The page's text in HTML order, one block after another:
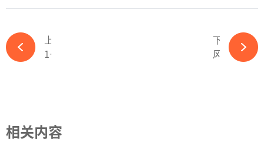
13亿订单在手！ 奥特维拟收购控股公司33.21%股权-ky体育APP官网下载
下一篇
风雨飘摇的光伏组件-ky体育APP官网下载
相关内容